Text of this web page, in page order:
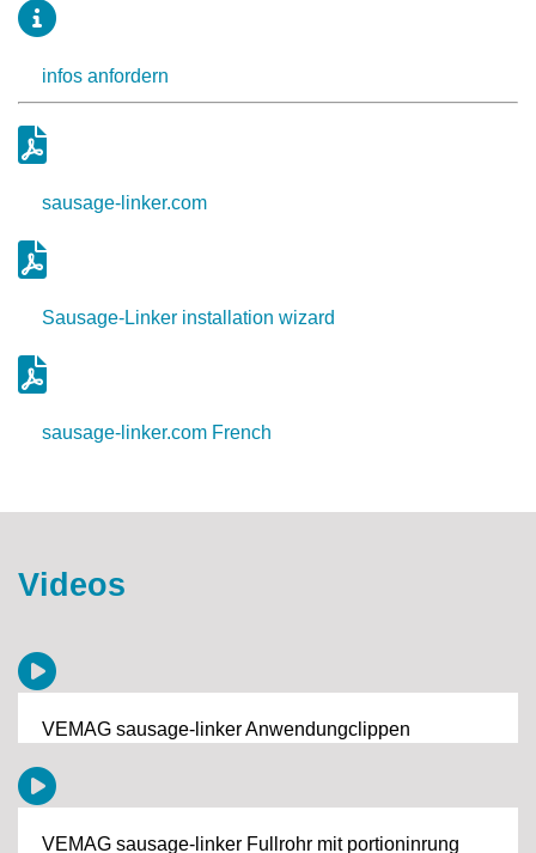
infos anfordern
sausage-linker.com
Sausage-Linker installation wizard
sausage-linker.com French
Videos
VEMAG sausage-linker Anwendungclippen
VEMAG sausage-linker Fullrohr mit portioninrung